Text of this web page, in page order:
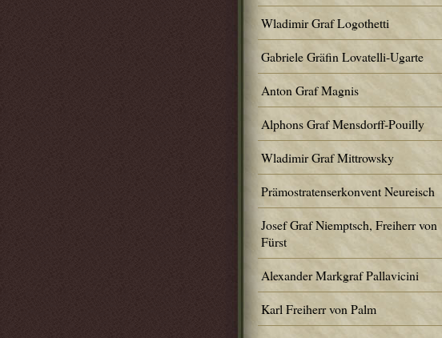
Wladimir Graf Logothetti
Gabriele Gräfin Lovatelli-Ugarte
Anton Graf Magnis
Alphons Graf Mensdorff-Pouilly
Wladimir Graf Mittrowsky
Prämostratenserkonvent Neureisch
Josef Graf Niemptsch, Freiherr von
Fürst
Alexander Markgraf Pallavicini
Karl Freiherr von Palm